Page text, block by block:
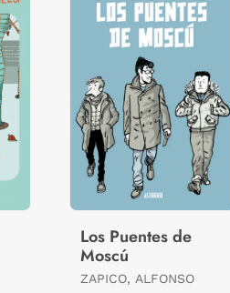
Los Puentes de
Moscú
ZAPICO, ALFONSO